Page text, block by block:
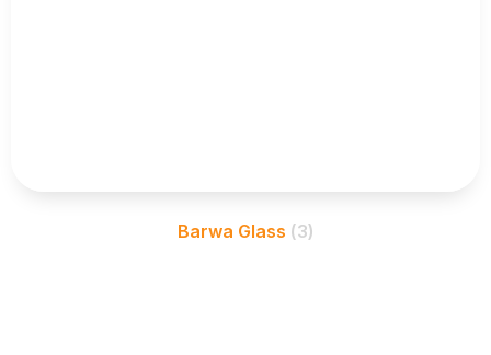
Barwa Glass (3)